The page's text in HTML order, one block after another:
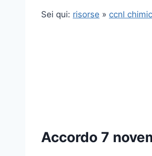
Sei qui: risorse » ccnl
Accordo 7